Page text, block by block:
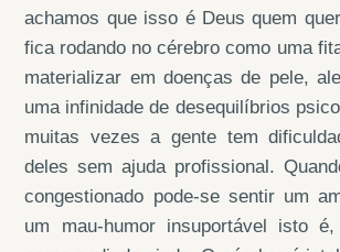
achamos que isso é Deus quem
fica rodando no cérebro como uma
materializar em doenças de pele,
uma infinidade de desequilíbrios
muitas vezes a gente tem
deles sem ajuda profissional.
congestionado pode-se sentir um
um mau-humor insuportável isto